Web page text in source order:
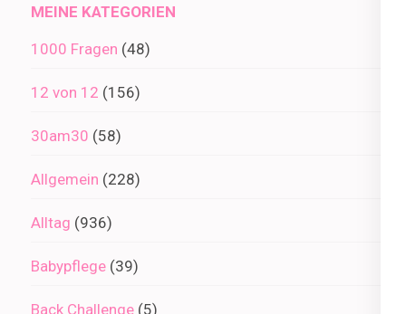
MEINE KATEGORIEN
1000 Fragen (48)
12 von 12 (156)
30am30 (58)
Allgemein (228)
Alltag (936)
Babypflege (39)
Back Challenge (5)